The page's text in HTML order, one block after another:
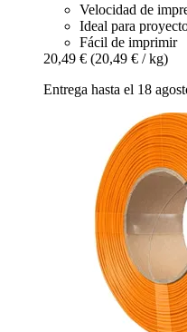
Velocidad de
Ideal para
Fácil de imprimir
20,49 € (20,49 € / kg)
Entrega hasta el 18